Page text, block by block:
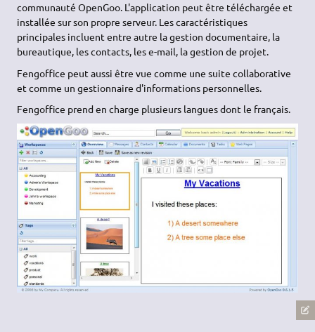
communauté OpenGoo. L'application peut être téléchargée et
installée sur son propre serveur. Les caractéristiques
principales incluent entre autre la gestion documentaire, la
bureautique, les contacts, les e-mail, la gestion de projet.
Fengoffice peut aussi être vue comme une suite collaborative
et comme un gestionnaire d'informations personnelles.
Fengoffice prend en charge plusieurs langues dont le français.